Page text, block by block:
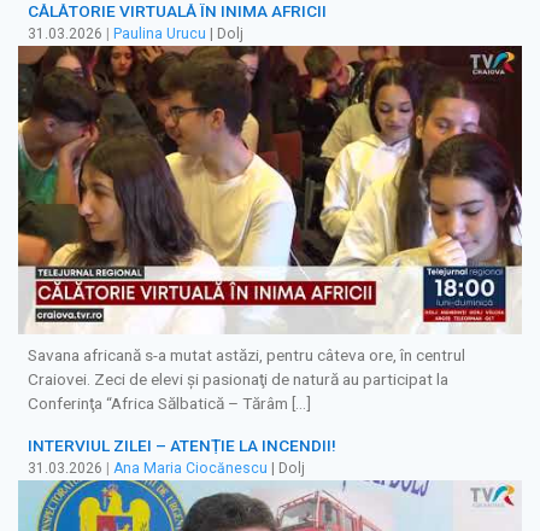
CĂLĂTORIE VIRTUALĂ ÎN INIMA AFRICII
31.03.2026 Paulina Urucu | Dolj
Savana africană s-a mutat astăzi, pentru câteva ore, în centrul
Craiovei. Zeci de elevi şi pasionaţi de natură au participat la
Conferinţa “Africa Sălbatică – Tărâm […]
INTERVIUL ZILEI – ATENȚIE LA INCENDII!
31.03.2026 | Ana Maria Ciocănescu | Dolj